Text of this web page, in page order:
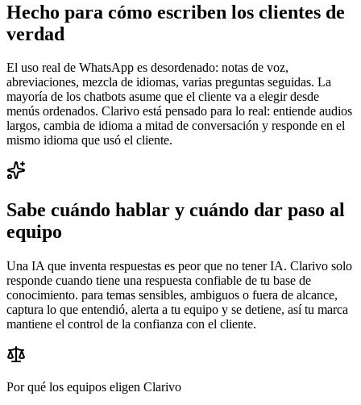
Hecho para cómo escriben los clientes de
verdad
El uso real de WhatsApp es desordenado: notas de voz,
abreviaciones, mezcla de idiomas, varias preguntas seguidas. La
mayoría de los chatbots asume que el cliente va a elegir desde
menús ordenados. Clarivo está pensado para lo real: entiende audios
largos, cambia de idioma a mitad de conversación y responde en el
mismo idioma que usó el cliente.
Sabe cuándo hablar y cuándo dar paso al
equipo
Una IA que inventa respuestas es peor que no tener IA. Clarivo solo
responde cuando tiene una respuesta confiable de tu base de
conocimiento. para temas sensibles, ambiguos o fuera de alcance,
captura lo que entendió, alerta a tu equipo y se detiene, así tu marca
mantiene el control de la confianza con el cliente.
Por qué los equipos eligen Clarivo